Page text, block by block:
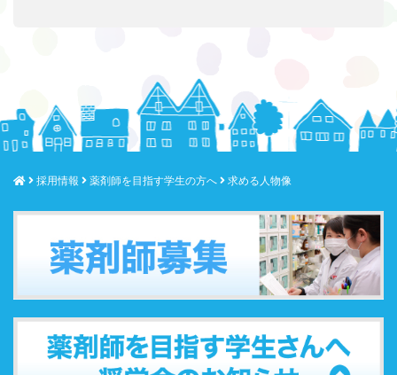
採用情報 薬剤師を目指す学生の方へ 求める人物像